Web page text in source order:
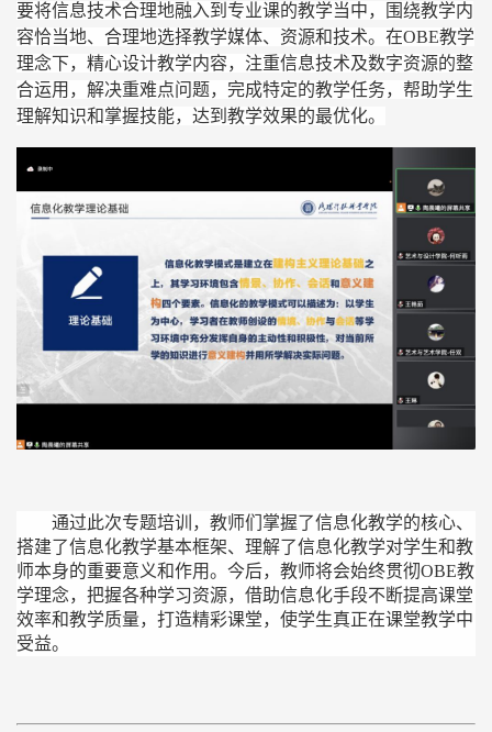
要将信息技术合理地融入到专业课的教学当中，围绕教学内
容恰当地、合理地选择教学媒体、资源和技术。在OBE教学
理念下，精心设计教学内容，注重信息技术及数字资源的整
合运用，解决重难点问题，完成特定的教学任务，帮助学生
理解知识和掌握技能，达到教学效果的最优化。
通过此次专题培训， 教师们掌握了信息化教学的核心、
搭建了信息化教学基本框架、理解了信息化教学对学生和教
师本身的重要意义和作用。今后，教师将会始终贯彻OBE教
学理念，把握各种学习资源，借助信息化手段不断提高课堂
效率和教学质量，打造精彩课堂，使学生真正在课堂教学中
受益。